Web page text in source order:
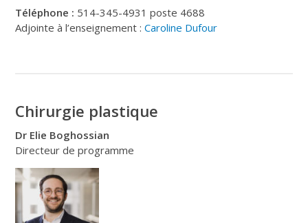
Téléphone : 514-345-4931 poste 4688
Adjointe à l’enseignement :Caroline Dufour
Chirurgie plastique
Dr Elie Boghossian
Directeur de programme